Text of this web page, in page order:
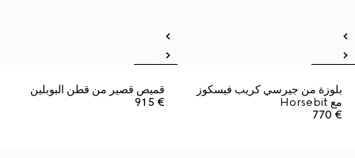
بلوزة من جيرسي كريب فيسكوز
مع Horsebit
€ 770
قميص قصير من قطن البوبلين
€ 915